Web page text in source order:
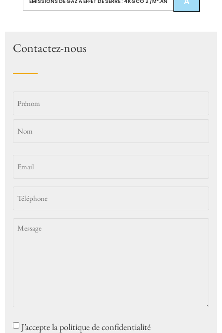
Contactez-nous
Consent
J’accepte la politique de confidentialité